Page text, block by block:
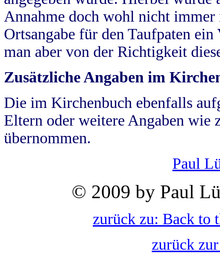
Annahme doch wohl nicht
Ortsangabe für den Taufpaten
man aber von der Richtigkeit
Zusätzliche Angaben im
Die im Kirchenbuch ebenfalls
Eltern oder weitere Angaben wie
übernommen.
Paul
© 2009 by Paul
zurück zu: Back to
zurück